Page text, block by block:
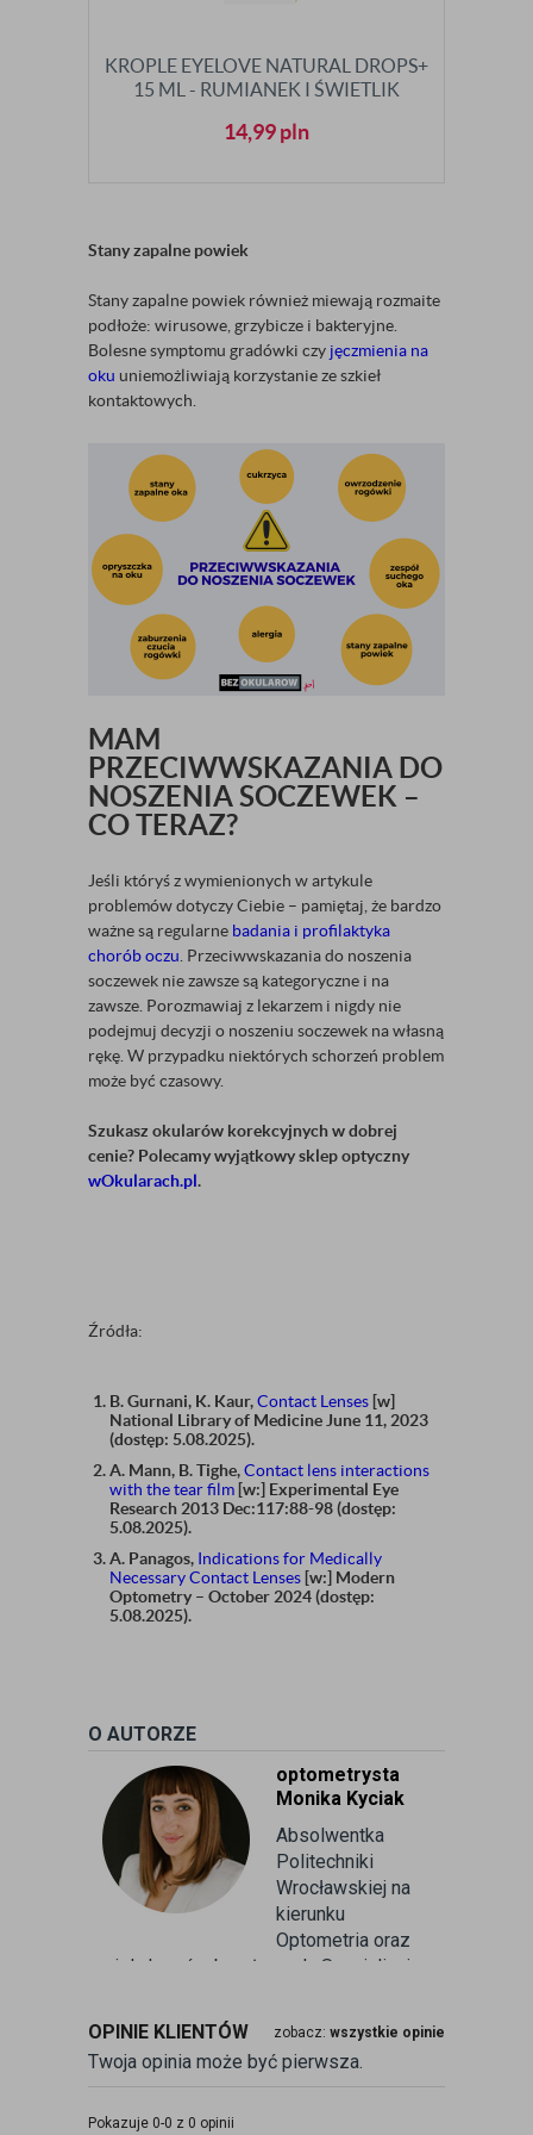
KROPLE EYELOVE NATURAL DROPS+
15 ML - RUMIANEK I ŚWIETLIK
14,99pln
Stany zapalne powiek
Stany zapalne powiek również miewają rozmaite
podłoże: wirusowe, grzybicze i bakteryjne.
Bolesne symptomu gradówki czy jęczmienia na
oku uniemożliwiają korzystanie ze szkieł
kontaktowych.
MAM
PRZECIWWSKAZANIA DO
NOSZENIA SOCZEWEK –
CO TERAZ?
Jeśli któryś z wymienionych w artykule
problemów dotyczy Ciebie – pamiętaj, że bardzo
ważne są regularne badania i profilaktyka
chorób oczu . Przeciwwskazania do noszenia
soczewek nie zawsze są kategoryczne i na
zawsze. Porozmawiaj z lekarzem i nigdy nie
podejmuj decyzji o noszeniu soczewek na własną
rękę. W przypadku niektórych schorzeń problem
może być czasowy.
Szukasz okularów korekcyjnych w dobrej
cenie? Polecamy wyjątkowy sklep optyczny
wOkularach.pl.
Źródła:
B. Gurnani, K. Kaur,Contact Lenses [w]
National Library of Medicine June 11, 2023
(dostęp: 5.08.2025).
A. Mann, B. Tighe,Contact lens interactions
with the tear film [w:] Experimental Eye
Research 2013 Dec:117:88-98 (dostęp:
5.08.2025).
A. Panagos, Indications for Medically
Necessary Contact Lenses [w:] Modern
Optometry – October 2024 (dostęp:
5.08.2025).
O AUTORZE
optometrysta
Monika Kyciak
Absolwentka
Politechniki
Wrocławskiej na
kierunku
Optometria oraz
wielu kursów branżowych. Specjalizuje
kontaktologii, czyli dobieraniu
soczewek kontaktowych miękkich. Od
ponad 10 lat pracuje w branży
optometrysta pracujący w gabinecie.
OPINIE KLIENTÓW zobacz: wszystkie opinie
Twoja opinia może być pierwsza.
Pokazuje 0-0 z 0 opinii